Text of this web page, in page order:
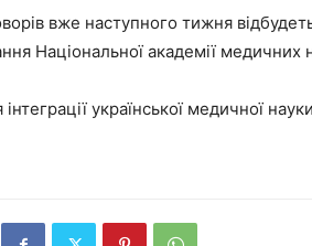
вже наступного тижня
Національної академії медичних
української медичної